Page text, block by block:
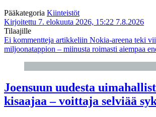
Pääkategoria Kiinteistöt
Kirjoitettu 7. elokuuta 2026, 15:22 7.8.2026
Tilaajille
Ei kommentteja artikkeliin Nokia-areena teki
miljoonatappion – miinusta roimasti aiempaa
Joensuun uudesta
kisaajaa – voittaja selviää